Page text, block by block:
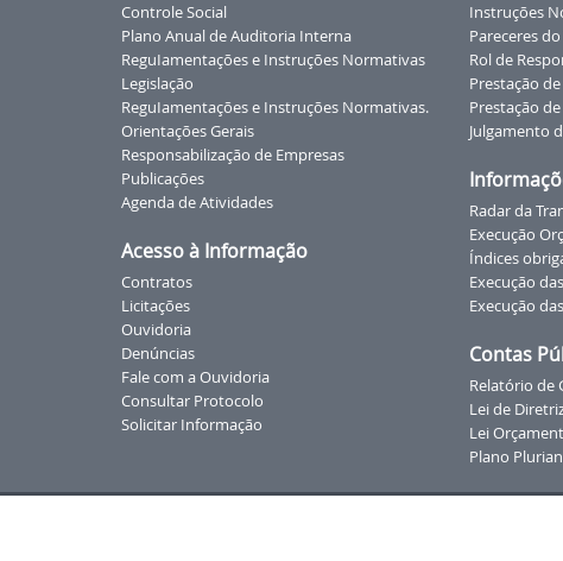
Controle Social
Plano Anual de Auditoria Interna
ReguIamentações e Instruções Normativas
Legislação
ReguIamentações e Instruções Normativas.
Orientações Gerais
Responsabilização de Empresas
Publicações
Agenda de Atividades
Acesso à Informação
Contratos
Licitações
Ouvidoria
Denúncias
Fale com a Ouvidoria
Consultar Protocolo
Solicitar Informação
Instruções
Pareceres do
Rol de
Prestação
Prestação
Julgamento
Radar da
Execução
Índices
Execução
Execução
Contas
Relatório de
Lei de
Lei
Plano